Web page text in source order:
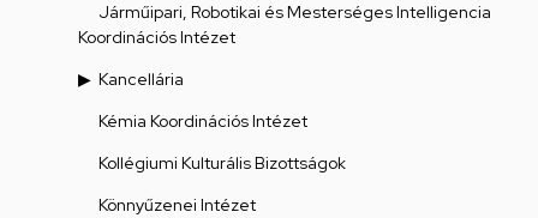
Járműipari, Robotikai és Mesterséges Intelligencia
Koordinációs Intézet
Kancellária
Kémia Koordinációs Intézet
Kollégiumi Kulturális Bizottságok
Könnyűzenei Intézet